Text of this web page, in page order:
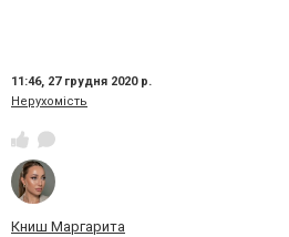
11:46, 27 грудня 2020 р.
Нерухомість
Книш Маргарита